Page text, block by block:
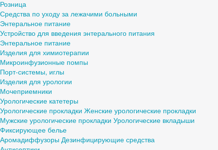
Розница
Средства по уходу за лежачими больными
Энтеральное питание
Устройство для введения энтерального питания
Энтеральное питание
Изделия для химиотерапии
Микроинфузионные помпы
Порт-системы, иглы
Изделия для урологии
Мочеприемники
Урологические катетеры
Урологические прокладки Женские урологические прокладки
Мужские урологические прокладки Урологические вкладыши
Фиксирующее белье
Аромадиффузоры Дезинфицирующие средства